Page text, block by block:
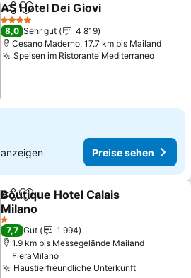
TeilenZu Favoriten hinzufügen
AS Hotel Dei Giovi
4 Sterne
8,0 Sehr gut
4 819
Cesano Maderno, 17.7 km bis Mailand
Speisen im Ristorante MediterraneoPreise
anzeigen Preise sehen
TeilenZu Favoriten hinzufügen
Boutique Hotel Calais
Milano
Preise sehen
1 Sterne
7,7 Gut
1 994
1.9 km bis Messegelände Mailand
FieraMilano
Haustierfreundliche UnterkunftPreise